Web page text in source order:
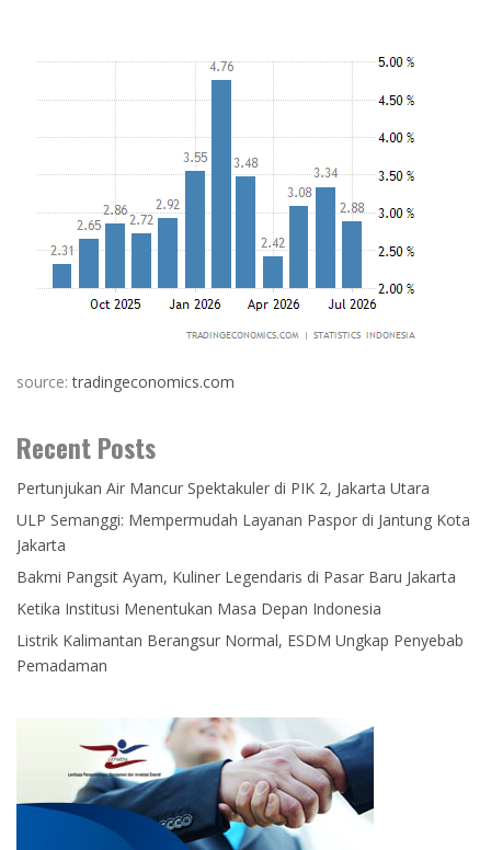
source:tradingeconomics.com
Recent Posts
Pertunjukan Air Mancur Spektakuler di PIK 2, Jakarta Utara
ULP Semanggi: Mempermudah Layanan Paspor di Jantung Kota
Jakarta
Bakmi Pangsit Ayam, Kuliner Legendaris di Pasar Baru Jakarta
Ketika Institusi Menentukan Masa Depan Indonesia
Listrik Kalimantan Berangsur Normal, ESDM Ungkap Penyebab
Pemadaman